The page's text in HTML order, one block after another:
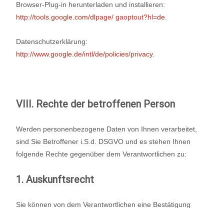
Browser-Plug-in herunterladen und installieren:
http://tools.google.com/dlpage/ gaoptout?hl=de
Datenschutzerklärung:
http://www.google.de/intl/de/policies/privacy.
VIII. Rechte der betroffenen Person
Werden personenbezogene Daten von Ihnen verarbeitet,
sind Sie Betroffener i.S.d. DSGVO und es stehen Ihnen
folgende Rechte gegenüber dem Verantwortlichen zu:
1. Auskunftsrecht
Sie können von dem Verantwortlichen eine Bestätigung